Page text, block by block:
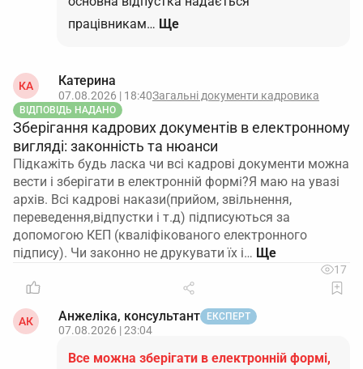
працівникам… Ще
КА Катерина
07.08.2026 | 18:40Загальні документи кадровика
ВІДПОВІДЬ НАДАНО
Зберігання кадрових документів в електронному
вигляді: законність та нюанси
Підкажіть будь ласка чи всі кадрові документи можна
вести і зберігати в електронній формі?Я маю на увазі
архів. Всі кадрові накази(прийом, звільнення,
переведення,відпустки і т.д) підписуються за
допомогою КЕП (кваліфікованого електронного
підпису). Чи законно не друкувати їх і…
17
АК Анжеліка, консультант ЕКСПЕРТ
07.08.2026 | 23:04
Все можна зберігати в електронній формі,